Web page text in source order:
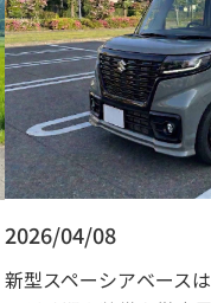
2026/04/08
新型スペーシアベース